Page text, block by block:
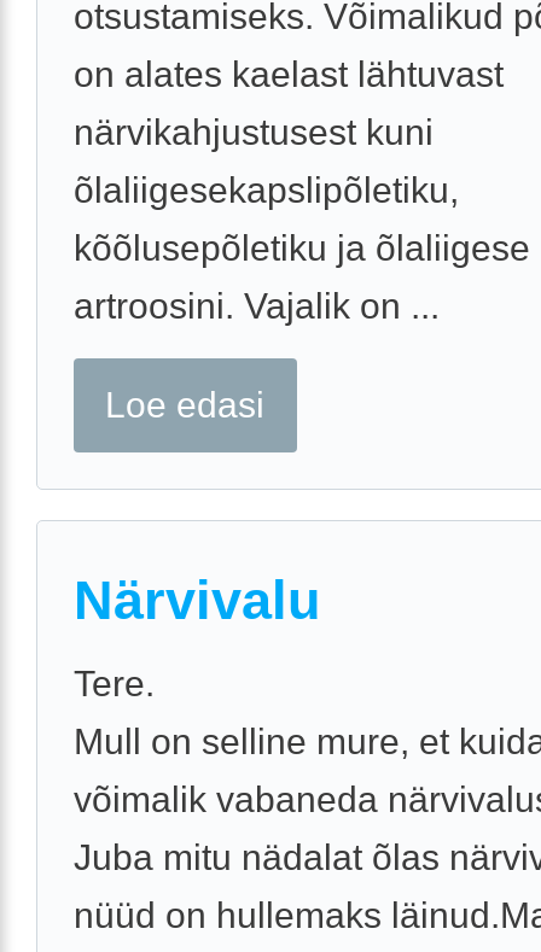
otsustamiseks. Võimalikud
on alates kaelast lähtuvast
närvikahjustusest kuni
õlaliigesekapslipõletiku,
kõõlusepõletiku ja õlaliigese
artroosini. Vajalik on ...
Loe edasi
Närvivalu
Tere.
Mull on selline mure, et
võimalik vabaneda
Juba mitu nädalat õlas
nüüd on hullemaks